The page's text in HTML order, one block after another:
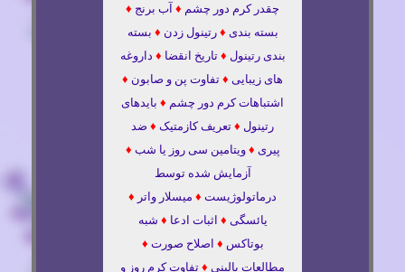
چقدر کرم دور چشم ♦ آب برنج ♦
بسته بندی ♦ رتینول زدن ♦ بسته
بندی رتینول ♦ تاریخ انقضا ♦ داروغه
های زیبایی ♦ تفاوت پن و صابون ♦
اشتباهات کرم دور چشم ♦ بایدهای
رتینول ♦ تعریف کازمتیک ♦ ضد
پیری ♦ ویتامین سی روز یا شب ♦
آزمایش شده توسط
درماتولوژیست ♦ میسلار واتر ♦
یائسگی ♦ اثبات ادعا ♦ شبه
بوتاکس ♦ اصلاح صورت ♦
مطالعات بالینی ♦ تفاوت کرم روز و